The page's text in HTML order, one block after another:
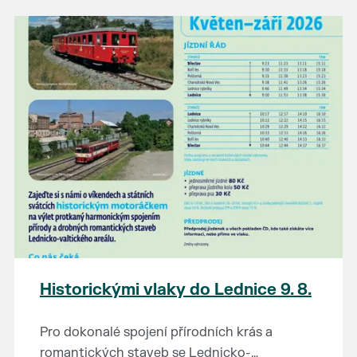
Prodejce prosíme tradičně o příchod 30
minut před začátkem, aby si vše na
prodejních místech stihli přichystat. Pokud
plánujete přijít a chcete rezervovat prodejní
místo, potvrďte prosím účast přes email
petr.vlasak@breclav.eu nebo zde v události,
ať víme, s kolika lidmi máme počítat. Počet
prodejních míst je omezen.
Těšíme se jako vždy!
Historickými vlaky do Lednice 9. 8.
Pro dokonalé spojení přírodních krás a
romantických staveb se Lednicko-